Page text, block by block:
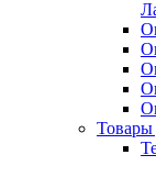
Товары